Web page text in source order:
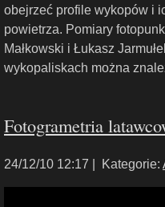
obejrzeć profile wykopów i
powietrza. Pomiary
Małkowski i Łukasz
wykopaliskach można
Fotogrametria
24/12/10 12:17 | Kategorie: